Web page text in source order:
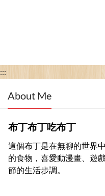
:::
About Me
布丁布丁吃布丁
這個布丁是在無聊的世界
的食物，喜愛動漫畫、遊
節的生活步調。